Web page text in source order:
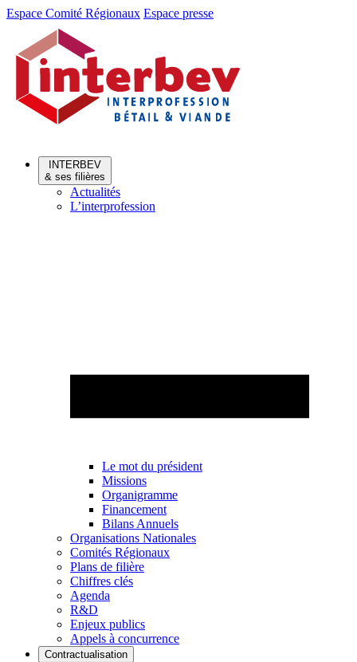
Aller
Aller
contenu
Espace Comité Régionaux Espace presse
INTERBEV
& ses filières
Actualités
L’interprofession
Le mot du président
Missions
Organigramme
Financement
Bilans Annuels
Organisations Nationales
Comités Régionaux
Plans de filière
Chiffres clés
Agenda
R&D
Enjeux publics
Appels à concurrence
Contractualisation